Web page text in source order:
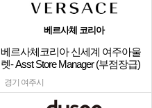
베르사체 코리아
베르사체코리아 신세계 여주아울
렛- Asst Store Manager (부점장급)
채용
경기 여주시